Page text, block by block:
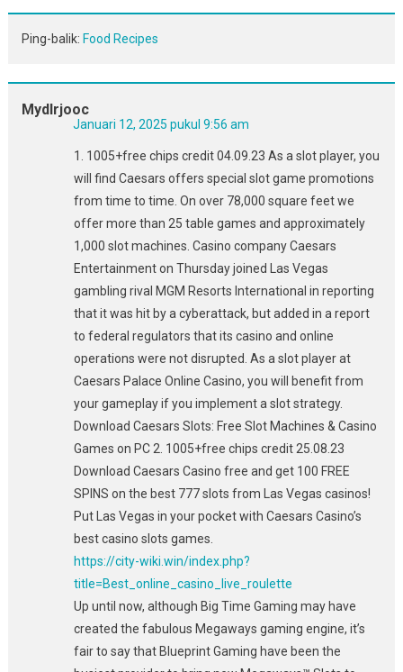
Ping-balik: Food Recipes
Mydlrjooc
Januari 12, 2025 pukul 9:56 am
1. 1005+free chips credit 04.09.23 As a slot player, you
will find Caesars offers special slot game promotions
from time to time. On over 78,000 square feet we
offer more than 25 table games and approximately
1,000 slot machines. Casino company Caesars
Entertainment on Thursday joined Las Vegas
gambling rival MGM Resorts International in reporting
that it was hit by a cyberattack, but added in a report
to federal regulators that its casino and online
operations were not disrupted. As a slot player at
Caesars Palace Online Casino, you will benefit from
your gameplay if you implement a slot strategy.
Download Caesars Slots: Free Slot Machines & Casino
Games on PC 2. 1005+free chips credit 25.08.23
Download Caesars Casino free and get 100 FREE
SPINS on the best 777 slots from Las Vegas casinos!
Put Las Vegas in your pocket with Caesars Casino’s
best casino slots games.
https://city-wiki.win/index.php?
title=Best_online_casino_live_roulette
Up until now, although Big Time Gaming may have
created the fabulous Megaways gaming engine, it’s
fair to say that Blueprint Gaming have been the